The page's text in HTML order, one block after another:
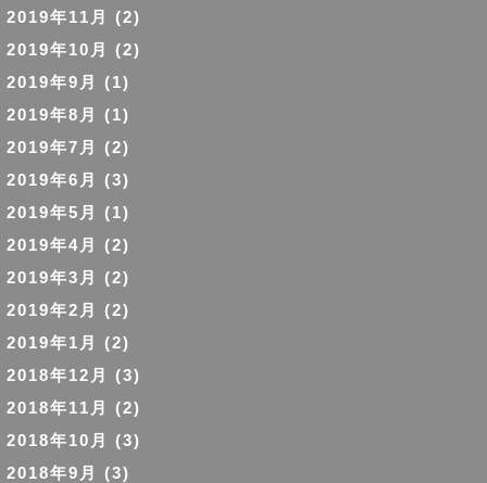
2019年11月
(2)
2019年10月
(2)
2019年9月
(1)
2019年8月
(1)
2019年7月
(2)
2019年6月
(3)
2019年5月
(1)
2019年4月
(2)
2019年3月
(2)
2019年2月
(2)
2019年1月
(2)
2018年12月
(3)
2018年11月
(2)
2018年10月
(3)
2018年9月
(3)